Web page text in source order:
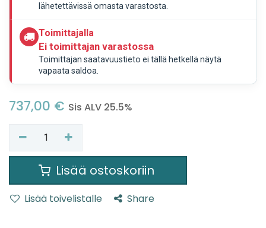
lähetettävissä omasta varastosta.
Toimittajalla
Ei toimittajan varastossa
Toimittajan saatavuustieto ei tällä hetkellä näytä
vapaata saldoa.
737,00 € Sis ALV 25.5%
Lisää ostoskoriin
Lisää toivelistalle Share